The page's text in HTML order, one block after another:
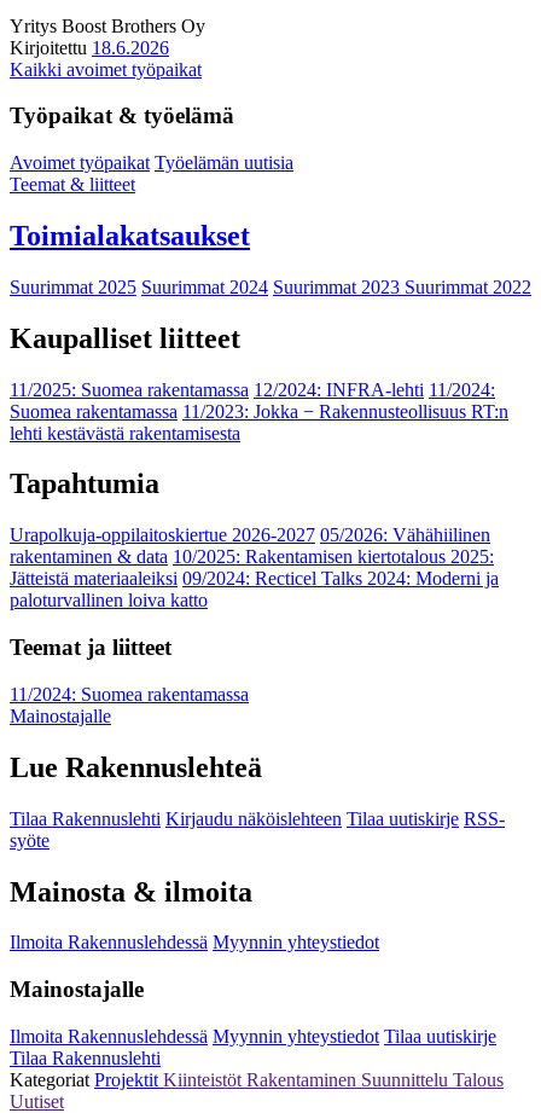
Yritys Boost Brothers Oy
Kirjoitettu 18.6.2026
Kaikki avoimet työpaikat
Työpaikat & työelämä
Avoimet työpaikat Työelämän uutisia
Teemat & liitteet
Toimialakatsaukset
Suurimmat 2025 Suurimmat 2024 Suurimmat 2023 Suurimmat 2022
Kaupalliset liitteet
11/2025: Suomea rakentamassa 12/2024: INFRA-lehti 11/2024:
Suomea rakentamassa 11/2023: Jokka − Rakennusteollisuus RT:n
lehti kestävästä rakentamisesta
Tapahtumia
Urapolkuja-oppilaitoskiertue 2026-2027 05/2026: Vähähiilinen
rakentaminen & data 10/2025: Rakentamisen kiertotalous 2025:
Jätteistä materiaaleiksi 09/2024: Recticel Talks 2024: Moderni ja
paloturvallinen loiva katto
Teemat ja liitteet
11/2024: Suomea rakentamassa
Mainostajalle
Lue Rakennuslehteä
Tilaa Rakennuslehti Kirjaudu näköislehteen Tilaa uutiskirje RSS-
syöte
Mainosta & ilmoita
Ilmoita Rakennuslehdessä Myynnin yhteystiedot
Mainostajalle
Ilmoita Rakennuslehdessä Myynnin yhteystiedot Tilaa uutiskirje
Tilaa Rakennuslehti
Kategoriat Projektit Kiinteistöt Rakentaminen Suunnittelu Talous
Uutiset